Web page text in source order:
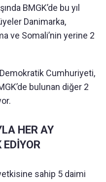
BMGK’de bu yıl
Danimarka,
ve Somali’nin yerine 2
Cumhuriyeti,
bulunan diğer 2
HER AY
sahip 5 daimi